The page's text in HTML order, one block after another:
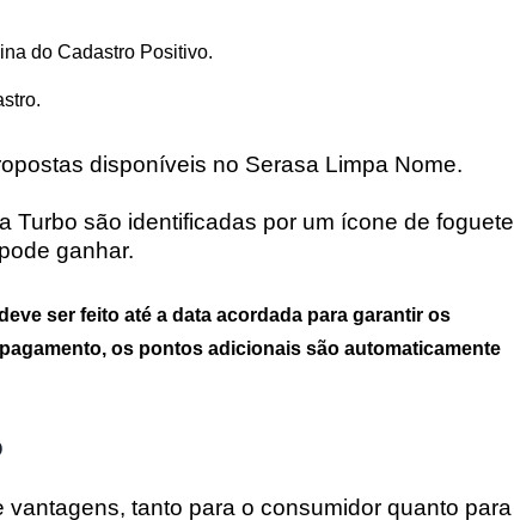
do Cadastro Positivo.
disponíveis no Serasa Limpa Nome.
Turbo são identificadas por um ícone de foguete
ganhar.
ser feito até a data acordada para garantir os
os pontos adicionais são automaticamente
tanto para o consumidor quanto para